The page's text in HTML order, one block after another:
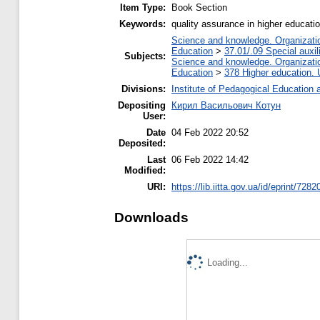
Item Type:
Book Section
Keywords: quality assurance in higher
Subjects:
Science and knowledge.
Education > 37.01/.09 Special
Science and knowledge.
Education > 378 Higher education.
Divisions:
Institute of Pedagogical Education
Depositing
User:
Кирил Васильович Котун
Date
Deposited:
04 Feb 2022 20:52
Last
Modified:
06 Feb 2022 14:42
URI: https://lib.iitta.gov.ua/id/eprint/
Downloads
Loading...